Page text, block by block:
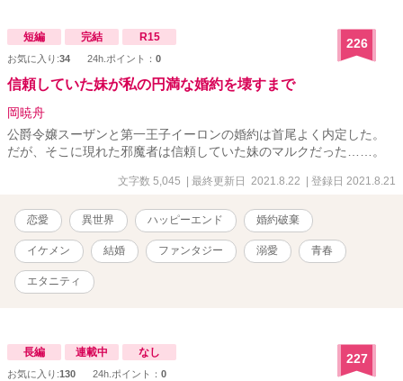
短編 完結 R15
お気に入り:34 24h.ポイント： 0
226
信頼していた妹が私の円満な婚約を壊すまで
岡暁舟
公爵令嬢スーザンと第一王子イーロンの婚約は首尾よく内定した。
だが、そこに現れた邪魔者は信頼していた妹のマルクだった……。
文字数 5,045 | 最終更新日 2021.8.22 | 登録日 2021.8.21
恋愛 異世界 ハッピーエンド 婚約破棄
イケメン 結婚 ファンタジー 溺愛 青春
エタニティ
長編 連載中 なし
お気に入り:130 24h.ポイント： 0
227